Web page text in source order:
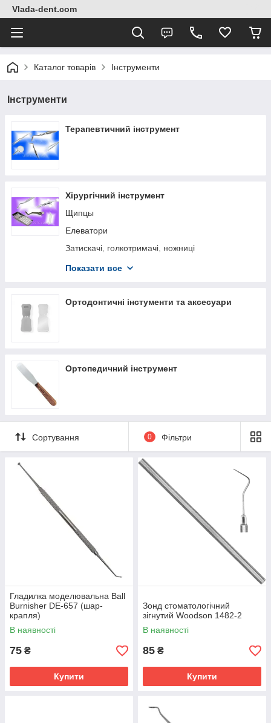
Vlada-dent.com
Каталог товарів Інструменти
Інструменти
Терапевтичний інструмент
Хірургічний інструмент
Щипцы
Елеватори
Затискачі, голкотримачі, ножниці
Распатори
леза, скальпель, ручка для скальпеля
Показати все
Ортодонтичні інстументи та аксесуари
Ортопедичний інструмент
Сортування 0 Фільтри
Гладилка моделювальна Ball
Burnisher DE-657 (шар-
крапля)
В наявності
75 ₴
Купити
Зонд стоматологічний
зігнутий Woodson 1482-2
В наявності
85 ₴
Купити